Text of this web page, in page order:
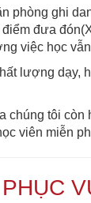
phòng ghi
đưa
việc học
lượng dạy,
tôi
viên miễn